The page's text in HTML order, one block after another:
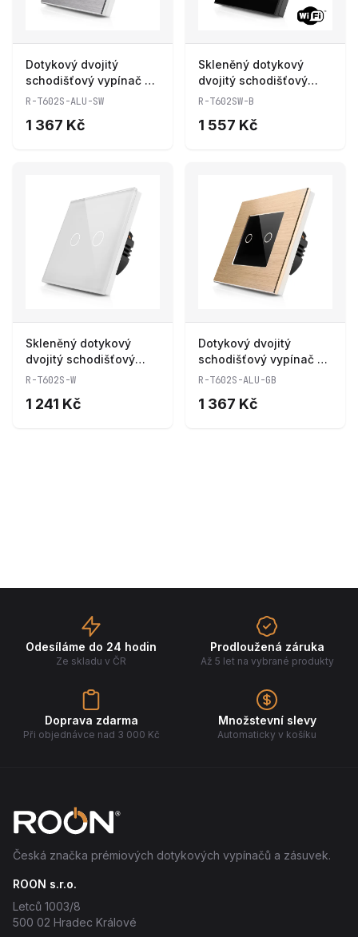
Dotykový dvojitý
schodišťový vypínač z
broušeného hliníku R-
R-T602S-ALU-SW
1 367 Kč
Skleněný dotykový
dvojitý schodišťový
vypínač s wifi R-
R-T602SW-B
1 557 Kč
Skleněný dotykový
dvojitý schodišťový
vypínač R-T602S-W
R-T602S-W
1 241 Kč
Dotykový dvojitý
schodišťový vypínač z
broušeného hliníku R-
R-T602S-ALU-GB
1 367 Kč
Odesíláme do 24 hodin
Ze skladu v ČR
Prodloužená záruka
Až 5 let na vybrané produkty
Doprava zdarma
Při objednávce nad 3 000 Kč
Množstevní slevy
Automaticky v košíku
Česká značka prémiových dotykových vypínačů a zásuvek.
ROON s.r.o.
Letců 1003/8
500 02 Hradec Králové